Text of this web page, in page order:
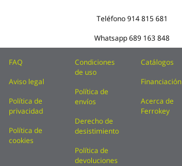
Teléfono914 815 681
Whatsapp689 163 848
FAQ
Aviso legal
Política de
privacidad
Política de
cookies
Condiciones
de uso
Política de
envíos
Derecho de
desistimiento
Política de
devoluciones
Catálogos
Financiación
Acerca de
Ferrokey